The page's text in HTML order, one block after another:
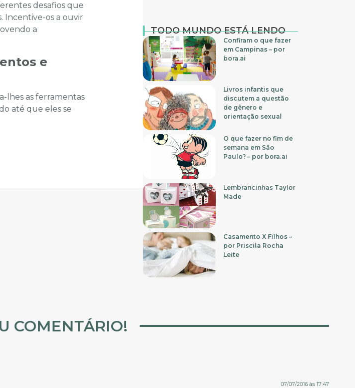
desafios que
Incentive-os a ouvir
a
e
lhes as ferramentas
até que eles se
TODO MUNDO ESTÁ LENDO
Confiram o que fazer
em Campinas – por
bora.ai
Livros infantis que
discutem a questão
de gênero e
orientação sexual
O que fazer no fim de
semana em São
Paulo? – por bora.ai
Lembrancinhas Taylor
Made
Casamento X Filhos –
por Priscila Rocha
Leite
COMENTÁRIO!
07/07/2016 às 17:47